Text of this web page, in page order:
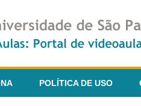
POLÍTICA DE USO